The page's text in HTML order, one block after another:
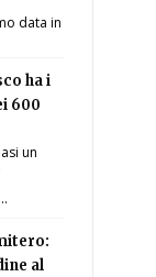
data in
ha i
600
un
al